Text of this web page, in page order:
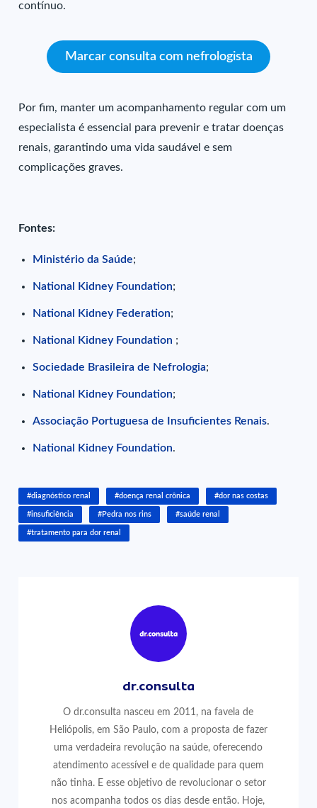
contínuo.
Marcar consulta com nefrologista
Por fim, manter um acompanhamento regular com um
especialista é essencial para prevenir e tratar doenças
renais, garantindo uma vida saudável e sem
complicações graves.
Fontes:
Ministério da Saúde;
National Kidney Foundation;
National Kidney Federation;
National Kidney Foundation ;
Sociedade Brasileira de Nefrologia;
National Kidney Foundation;
Associação Portuguesa de Insuficientes Renais.
National Kidney Foundation.
#diagnóstico renal #doença renal crônica #dor nas costas
#insuficiência #Pedra nos rins #saúde renal
#tratamento para dor renal
dr.consulta
O dr.consulta nasceu em 2011, na favela de
Heliópolis, em São Paulo, com a proposta de fazer
uma verdadeira revolução na saúde, oferecendo
atendimento acessível e de qualidade para quem
não tinha. E esse objetivo de revolucionar o setor
nos acompanha todos os dias desde então. Hoje,